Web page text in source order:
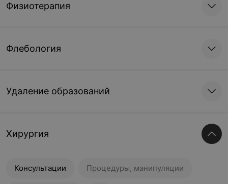
Физиотерапия
Флебология
Удаление образований
Хирургия
Консультации Процедуры, манипуляции